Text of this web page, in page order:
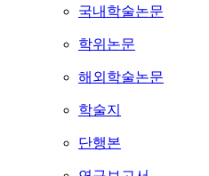
국내학술논문
학위논문
해외학술논문
학술지
단행본